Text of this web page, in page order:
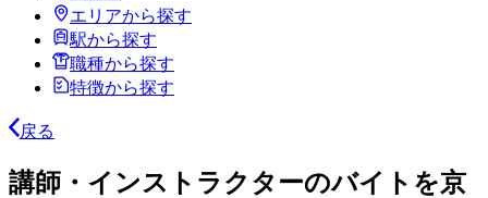
エリアから探す
駅から探す
職種から探す
特徴から探す
戻る
講師・インストラクターのバイトを京